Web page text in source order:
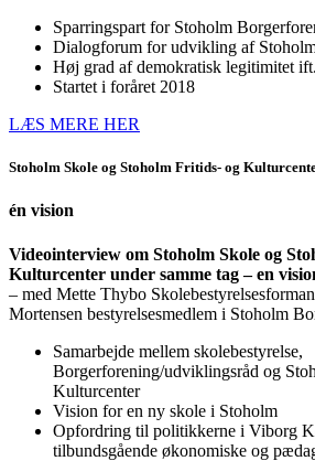
Sparringspart for Stoholm
Dialogforum for udvikling af
Høj grad af demokratisk legitimitet
Startet i foråret 2018
LÆS MERE HER
Stoholm Skole og Stoholm Fritids- og
én vision
Videointerview om Stoholm Skole og
Kulturcenter under samme tag – en
– med Mette Thybo
Mortensen bestyrelsesmedlem i Stoholm
Samarbejde mellem skolebestyrelse,
Borgerforening/udviklingsråd og
Kulturcenter
Vision for en ny skole i Stoholm
Opfordring til politikkerne i Viborg
tilbundsgående økonomiske og